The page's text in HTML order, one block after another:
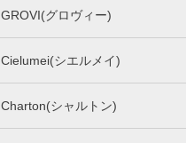
GROVI(グロヴィー)
Cielumei(シエルメイ)
Charton(シャルトン)